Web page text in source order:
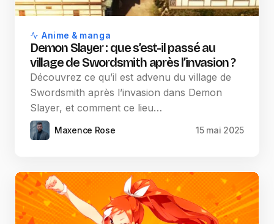
Anime & manga
Demon Slayer : que s’est-il passé au
village de Swordsmith après l’invasion ?
Découvrez ce qu’il est advenu du village de
Swordsmith après l’invasion dans Demon
Slayer, et comment ce lieu…
Maxence Rose 15 mai 2025